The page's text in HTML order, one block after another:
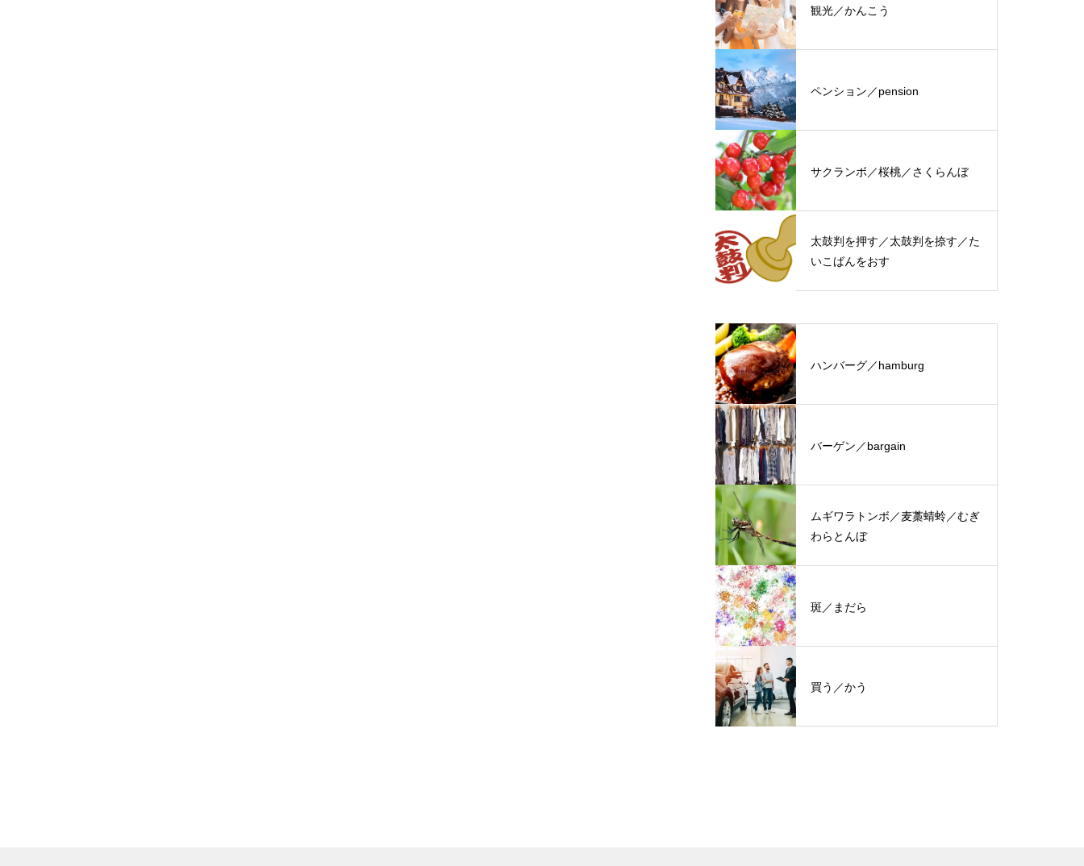
観光／かんこう
ペンション／pension
サクランボ／桜桃／さくらんぼ
太鼓判を押す／太鼓判を捺す／た
いこばんをおす
ハンバーグ／hamburg
バーゲン／bargain
ムギワラトンボ／麦藁蜻蛉／むぎ
わらとんぼ
斑／まだら
買う／かう